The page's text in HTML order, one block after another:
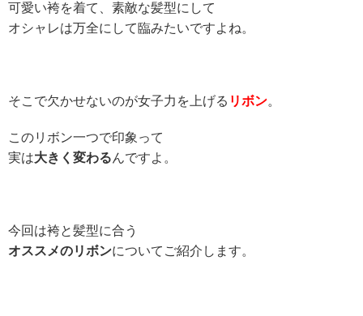
可愛い袴を着て、素敵な髪型にして
オシャレは万全にして臨みたいですよね。
そこで欠かせないのが女子力を上げる リボン。
このリボン一つで印象って
実は大きく変わるんですよ。
今回は袴と髪型に合う
オススメのリボンについてご紹介します。